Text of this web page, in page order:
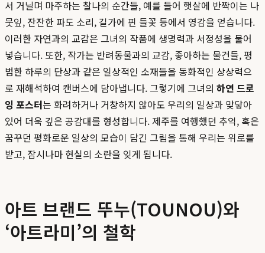
서 거닐며 마주하는 찰나의 순간들, 예를 들어 햇살에 반짝이는 나
뭇잎, 잔잔한 파도 소리, 길가에 핀 들꽃 등에서 영감을 얻습니다.
이러한 자연과의 교감은 그녀의 작품에 생명력과 서정성을 불어
넣습니다. 또한, 작가는 반려동물과의 교감, 좋아하는 물건들, 평
범한 하루의 단상과 같은 일상적인 소재들을 동화적인 상상력으
로 재해석하여 캔버스에 담아냅니다. 그렇기에 그녀의 하연 드로
잉 포스터는 화려하거나 거창하지 않아도 우리의 일상과 맞닿아
있어 더욱 깊은 공감대를 형성합니다. 제주를 여행했던 추억, 혹은
꿈꾸던 평화로운 일상의 모습이 담긴 그림을 통해 우리는 위로를
받고, 잠시나마 현실의 소란을 잊게 됩니다.
아트 브랜드 뚜누(TOUNOU)와
‘아트라미’의 철학